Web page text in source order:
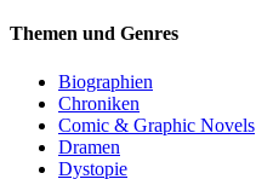
Themen und Genres
Biographien
Chroniken
Comic & Graphic Novels
Dramen
Dystopie